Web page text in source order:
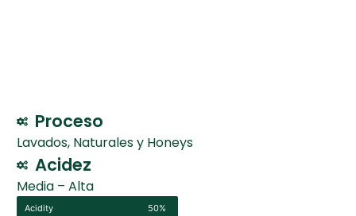
Proceso
Lavados, Naturales y Honeys
Acidez
Media – Alta
Acidity 50%